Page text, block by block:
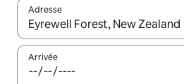
Adresse
Lorsque les résultats s'affichent,
Arrivée